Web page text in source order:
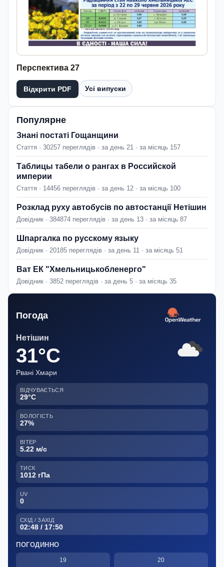
Перспектива 27
Відкрити PDF Усі випуски
Популярне
Знані постаті Гощанщини
Стаття · 30257 переглядів · за день 21 · за місяць 157
Таблицы табели о рангах в Российской
империи
Стаття · 14456 переглядів · за день 12 · за місяць 100
Розклад руху автобусів по автостанції Нетішин
Довідник · 384874 переглядів · за день 13 · за місяць 87
Шпаргалка по русскому языку
Довідник · 20185 переглядів · за день 11 · за місяць 51
Ват ЕК "Хмельницькобленерго"
Довідник · 3852 переглядів · за день 5 · за місяць 35
Погода
Нетішин
31°C
Рвані Хмари
ВІДЧУВАЄТЬСЯ
29°C
ВОЛОГІСТЬ
27%
ВІТЕР
5.22 м/с
ТИСК
1012 гПа
UV
0
СХІД / ЗАХІД
02:48 / 17:50
ПОГОДИННО
19 20